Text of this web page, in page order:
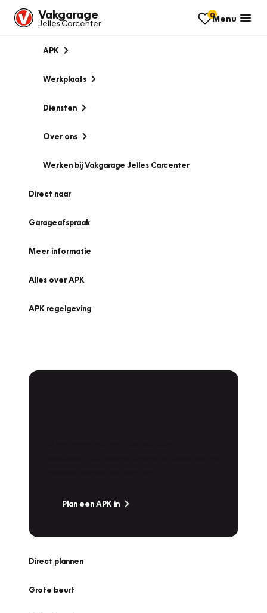
Vakgarage
Jelles Carcenter
0Menu
APK
Werkplaats
Diensten
Over ons
Werken bij Vakgarage Jelles Carcenter
Direct naar
Garageafspraak
Meer informatie
Alles over APK
APK regelgeving
Plan een APK in
Direct plannen
Grote beurt